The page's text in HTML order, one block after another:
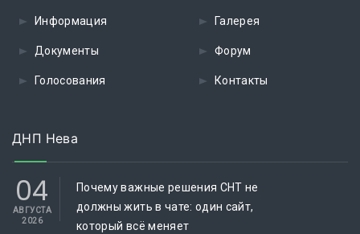
Информация
Документы
Голосования
Галерея
Форум
Контакты
ДНП Нева
04
АВГУСТА
2026
Почему важные решения СНТ не
должны жить в чате: один сайт,
который всё меняет